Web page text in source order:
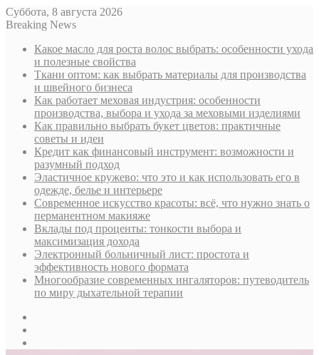
Суббота, 8 августа 2026
Breaking News
Какое масло для роста волос выбрать: особенности ухода
и полезные свойства
Ткани оптом: как выбрать материалы для производства
и швейного бизнеса
Как работает меховая индустрия: особенности
производства, выбора и ухода за меховыми изделиями
Как правильно выбрать букет цветов: практичные
советы и идеи
Кредит как финансовый инструмент: возможности и
разумный подход
Эластичное кружево: что это и как использовать его в
одежде, белье и интерьере
Современное искусство красоты: всё, что нужно знать о
перманентном макияже
Вклады под проценты: тонкости выбора и
максимизация дохода
Электронный больничный лист: простота и
эффективность нового формата
Многообразие современных ингаляторов: путеводитель
по миру дыхательной терапии